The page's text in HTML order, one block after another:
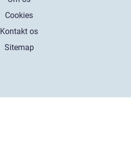
Cookies
Kontakt os
Sitemap